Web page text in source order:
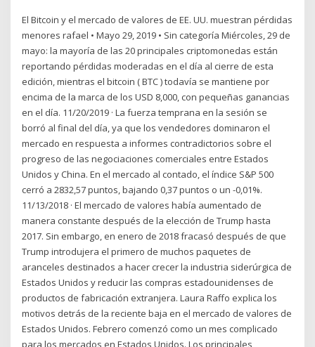
El Bitcoin y el mercado de valores de EE. UU. muestran pérdidas
menores rafael • Mayo 29, 2019 • Sin categoría Miércoles, 29 de
mayo: la mayoría de las 20 principales criptomonedas están
reportando pérdidas moderadas en el día al cierre de esta
edición, mientras el bitcoin ( BTC ) todavía se mantiene por
encima de la marca de los USD 8,000, con pequeñas ganancias
en el día. 11/20/2019 · La fuerza temprana en la sesión se
borró al final del día, ya que los vendedores dominaron el
mercado en respuesta a informes contradictorios sobre el
progreso de las negociaciones comerciales entre Estados
Unidos y China. En el mercado al contado, el índice S&P 500
cerró a 2832,57 puntos, bajando 0,37 puntos o un -0,01%.
11/13/2018 · El mercado de valores había aumentado de
manera constante después de la elección de Trump hasta
2017. Sin embargo, en enero de 2018 fracasó después de que
Trump introdujera el primero de muchos paquetes de
aranceles destinados a hacer crecer la industria siderúrgica de
Estados Unidos y reducir las compras estadounidenses de
productos de fabricación extranjera. Laura Raffo explica los
motivos detrás de la reciente baja en el mercado de valores de
Estados Unidos. Febrero comenzó como un mes complicado